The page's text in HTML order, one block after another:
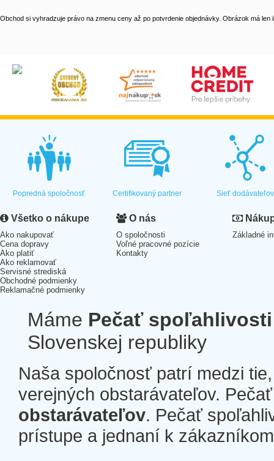
Obchod si vyhradzuje právo na zmenu ceny až po potvrdenie objednávky. Obrázok má len
Popredná spoločnosť Certifikovaný partner Sieť dodávateľov
Všetko o nákupe
Ako nakupovať
Cena dopravy
Ako platiť
Ako reklamovať
Servisné strediská
Obchodné podmienky
Reklamačné podmienky
O nás
O spoločnosti
Voľné pracovné pozície
Kontakty
Základné
Máme Pečať spoľahlivosti
Slovenskej republiky
Naša spoločnosť patrí medzi
verejných obstarávateľov.
obstarávateľov. Pečať
prístupe a jednaní k